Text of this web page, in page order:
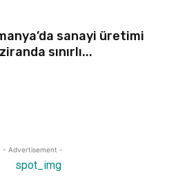
sanayi üretimi
sınırlı...
- Advertisement -